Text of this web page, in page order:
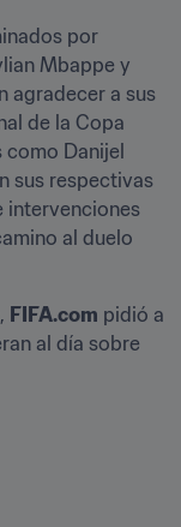
por
Mbappe y
agradecer a sus
de la Copa
Danijel
sus respectivas
intervenciones
al duelo
FIFA.com pidió a
al día sobre